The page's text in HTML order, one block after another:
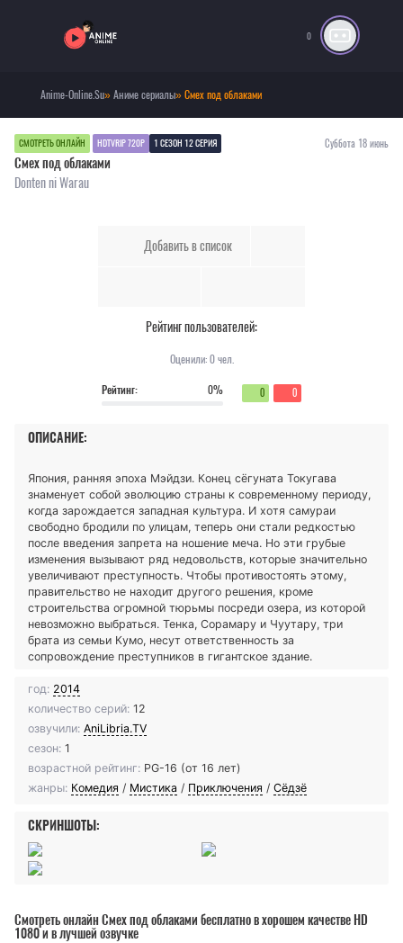
0
Anime-Online.Su»Аниме сериалы» Смех под облаками
СМОТРЕТЬ ОНЛАЙН HDTVRIP 720P 1 СЕЗОН 12 СЕРИЯ Суббота 18 июнь
Смех под облаками
Donten ni Warau
Добавить в список
Рейтинг пользователей:
Оценили:0чел.
Рейтинг:
0% 0 0
ОПИСАНИЕ:
Япония, ранняя эпоха Мэйдзи. Конец сёгуната Токугава
знаменует собой эволюцию страны к современному периоду,
когда зарождается западная культура. И хотя самураи
свободно бродили по улицам, теперь они стали редкостью
после введения запрета на ношение меча. Но эти грубые
изменения вызывают ряд недовольств, которые значительно
увеличивают преступность. Чтобы противостоять этому,
правительство не находит другого решения, кроме
строительства огромной тюрьмы посреди озера, из которой
невозможно выбраться. Тенка, Сорамару и Чуутару, три
брата из семьи Кумо, несут ответственность за
сопровождение преступников в гигантское здание.
год: 2014
количество серий: 12
озвучили: AniLibria.TV
сезон: 1
возрастной рейтинг: PG-16 (от 16 лет)
жанры: Комедия / Мистика / Приключения / Сёдзё
СКРИНШОТЫ:
Смотреть онлайн Смех под облаками бесплатно в хорошем качестве HD
1080 и в лучшей озвучке